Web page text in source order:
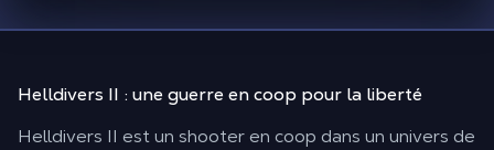
Helldivers II : une guerre en coop pour la liberté
Helldivers II est un shooter en coop dans un univers de